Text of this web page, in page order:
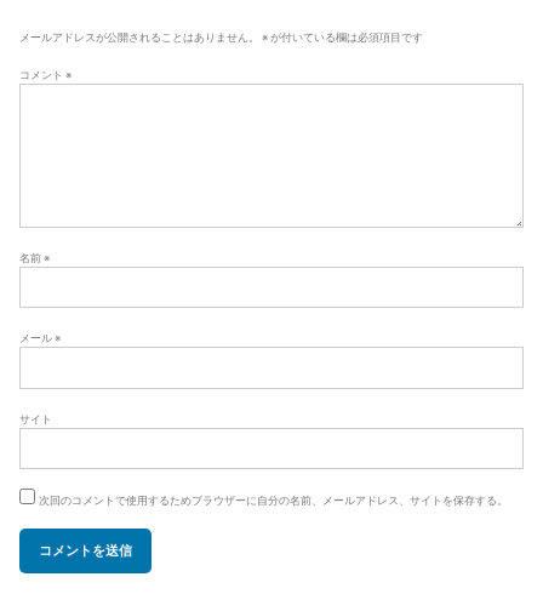
シ
ン
メールアドレスが公開されることはありません。 ※ が付いている欄は必須項目です
コメント ※
名前 ※
メール ※
サイト
次回のコメントで使用するためブラウザーに自分の名前、メールアドレス、サイトを保存する。